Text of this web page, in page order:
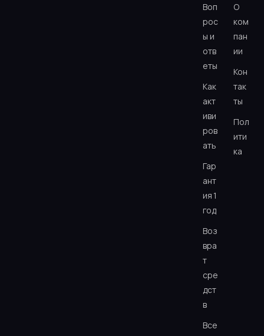
Воп
рос
ы и
отв
еты
Как
акт
иви
ров
ать
Гар
ант
ия 1
год
Воз
вра
т
сре
дст
в
Все
О
ком
пан
ии
Кон
так
ты
Пол
ити
ка